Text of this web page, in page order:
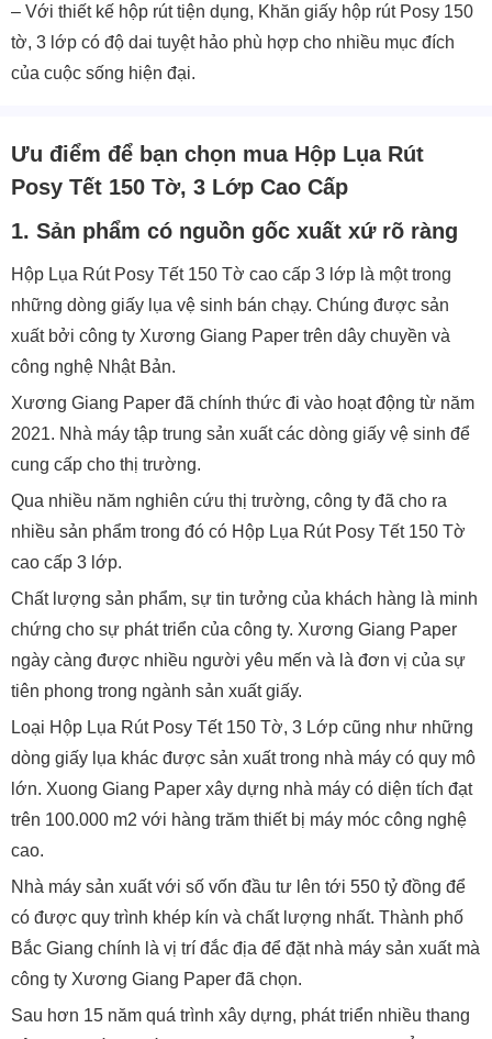
– Với thiết kế hộp rút tiện dụng, Khăn giấy hộp rút Posy 150
tờ, 3 lớp có độ dai tuyệt hảo phù hợp cho nhiều mục đích
của cuộc sống hiện đại.
Ưu điểm để bạn chọn mua Hộp Lụa Rút
Posy Tết 150 Tờ, 3 Lớp Cao Cấp
1. Sản phẩm có nguồn gốc xuất xứ rõ ràng
Hộp Lụa Rút Posy Tết 150 Tờ cao cấp 3 lớp là một trong
những dòng giấy lụa vệ sinh bán chạy. Chúng được sản
xuất bởi công ty Xương Giang Paper trên dây chuyền và
công nghệ Nhật Bản.
Xương Giang Paper đã chính thức đi vào hoạt động từ năm
2021. Nhà máy tập trung sản xuất các dòng giấy vệ sinh để
cung cấp cho thị trường.
Qua nhiều năm nghiên cứu thị trường, công ty đã cho ra
nhiều sản phẩm trong đó có Hộp Lụa Rút Posy Tết 150 Tờ
cao cấp 3 lớp.
Chất lượng sản phẩm, sự tin tưởng của khách hàng là minh
chứng cho sự phát triển của công ty. Xương Giang Paper
ngày càng được nhiều người yêu mến và là đơn vị của sự
tiên phong trong ngành sản xuất giấy.
Loại Hộp Lụa Rút Posy Tết 150 Tờ, 3 Lớp cũng như những
dòng giấy lụa khác được sản xuất trong nhà máy có quy mô
lớn. Xuong Giang Paper xây dựng nhà máy có diện tích đạt
trên 100.000 m2 với hàng trăm thiết bị máy móc công nghệ
cao.
Nhà máy sản xuất với số vốn đầu tư lên tới 550 tỷ đồng để
có được quy trình khép kín và chất lượng nhất. Thành phố
Bắc Giang chính là vị trí đắc địa để đặt nhà máy sản xuất mà
công ty Xương Giang Paper đã chọn.
Sau hơn 15 năm quá trình xây dựng, phát triển nhiều thang